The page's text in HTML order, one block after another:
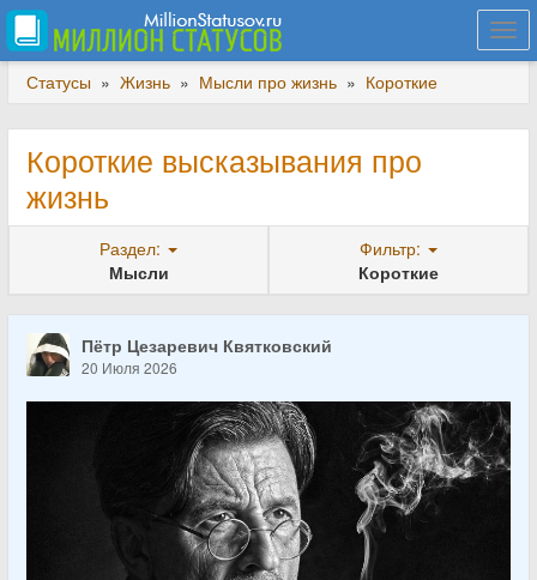
Статусы » Жизнь » Мысли про жизнь » Короткие
Короткие высказывания про
жизнь
Раздел:
Мысли
Фильтр:
Короткие
Пётр Цезаревич Квятковский
20 Июля 2026